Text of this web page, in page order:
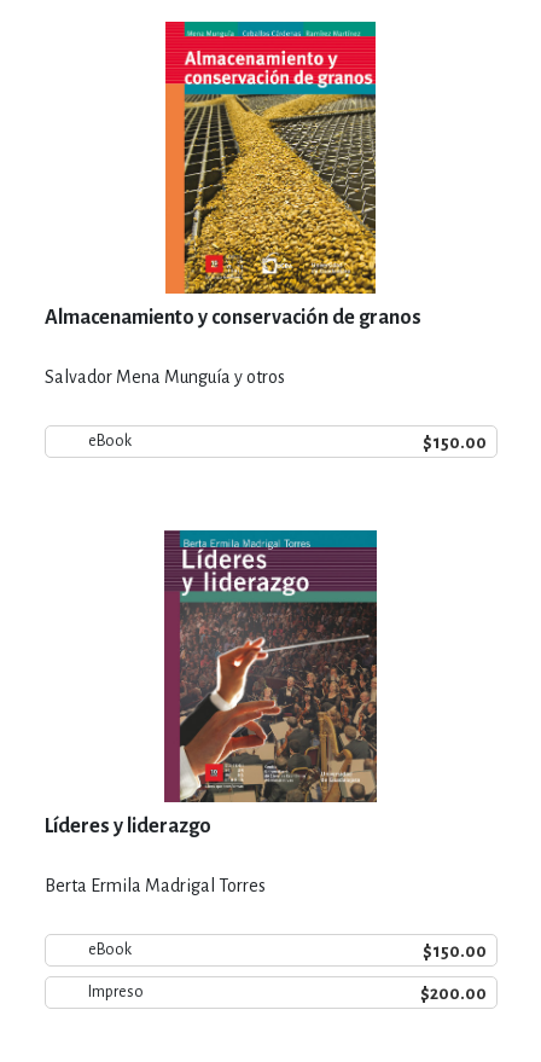
Almacenamiento y conservación de granos
Salvador Mena Munguía y otros
eBook $150.00
Líderes y liderazgo
Berta Ermila Madrigal Torres
eBook $150.00
Impreso $200.00